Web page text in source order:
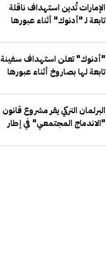
الإمارات تُدين استهداف ناقلة
تابعة لـ "أدنوك" أثناء عبورها
"أدنوك" تعلن استهداف سفينة
تابعة لها بصاروخ أثناء عبورها
البرلمان التركي يقر مشروع قانون
"الاندماج المجتمعي" في إطار